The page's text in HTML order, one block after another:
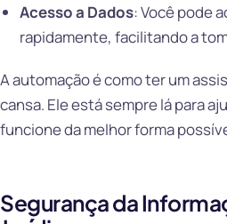
Acesso a Dados: Você pode
rapidamente, facilitando a
A automação é como ter um
cansa. Ele está sempre lá para
funcione da melhor forma
Segurança da